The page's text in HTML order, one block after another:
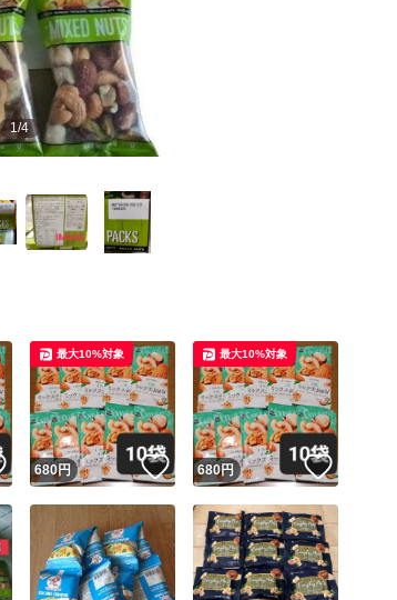
1/4
いいね！
680円 いいね！
最大10%対象
680円 いいね！
最大10%対象